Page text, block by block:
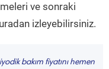
ve sonraki
izleyebilirsiniz.
bakım fiyatını hemen